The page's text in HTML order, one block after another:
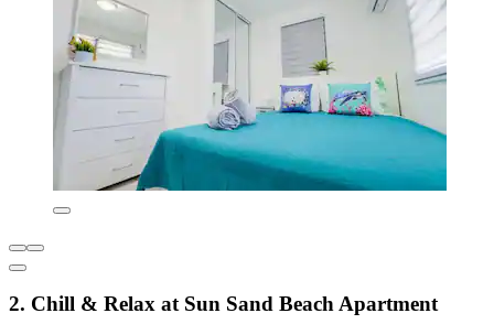
2. Chill & Relax at Sun Sand Beach Apartment